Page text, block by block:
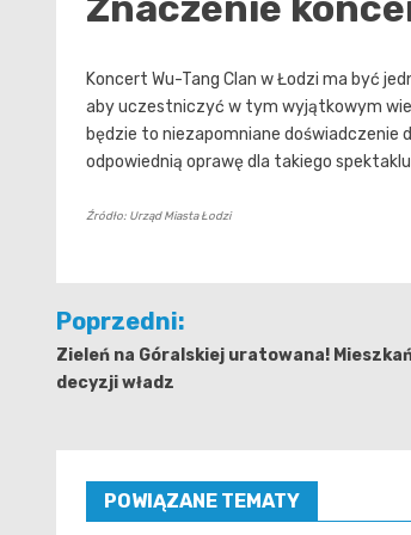
Koncert Wu-Tang Clan w Łodzi ma być
aby uczestniczyć w tym wyjątkowym
będzie to niezapomniane doświadczenie
odpowiednią oprawę dla takiego
Źródło: Urząd Miasta Łodzi
Nawigacja
wpisu
Poprzedni:
Zieleń na Góralskiej uratowana!
decyzji władz
POWIĄZANE TEMATY